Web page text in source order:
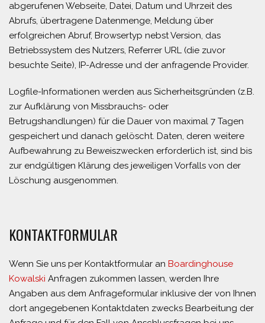
abgerufenen Webseite, Datei, Datum und Uhrzeit des
Abrufs, übertragene Datenmenge, Meldung über
erfolgreichen Abruf, Browsertyp nebst Version, das
Betriebssystem des Nutzers, Referrer URL (die zuvor
besuchte Seite), IP-Adresse und der anfragende Provider.
Logfile-Informationen werden aus Sicherheitsgründen (z.B.
zur Aufklärung von Missbrauchs- oder
Betrugshandlungen) für die Dauer von maximal 7 Tagen
gespeichert und danach gelöscht. Daten, deren weitere
Aufbewahrung zu Beweiszwecken erforderlich ist, sind bis
zur endgültigen Klärung des jeweiligen Vorfalls von der
Löschung ausgenommen.
KONTAKTFORMULAR
Wenn Sie uns per Kontaktformular an Boardinghouse
Kowalski Anfragen zukommen lassen, werden Ihre
Angaben aus dem Anfrageformular inklusive der von Ihnen
dort angegebenen Kontaktdaten zwecks Bearbeitung der